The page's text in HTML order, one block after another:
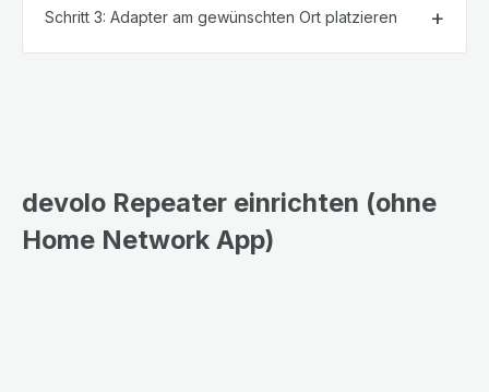
Schritt 3: Adapter am gewünschten Ort platzieren
devolo Repeater einrichten (ohne
Home Network App)